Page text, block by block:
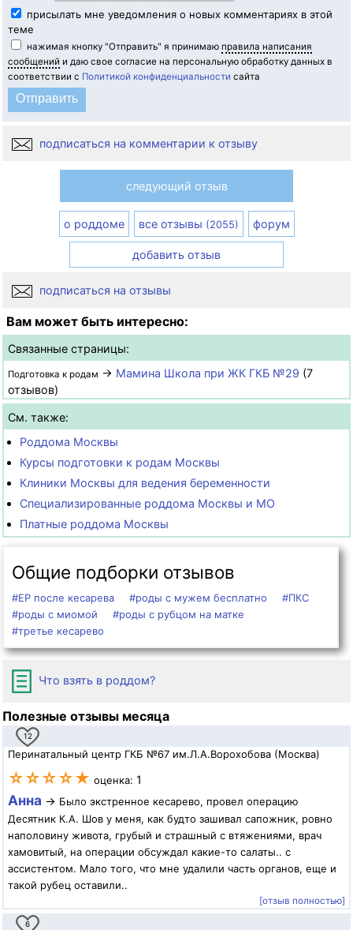
присылать мне уведомления о новых комментариях в этой
теме
нажимая кнопку "Отправить" я принимаю правила написания
сообщений и даю свое согласие на персональную обработку данных в
соответствии с Политикой конфиденциальности сайта
подписаться на комментарии к отзыву
следующий отзыв
о роддоме все отзывы (2055) форум
добавить отзыв
подписаться на отзывы
Вам может быть интересно:
Связанные страницы:
Подготовка к родам → Мамина Школа при ЖК ГКБ №29 (7
отзывов)
См. также:
Роддома Москвы
Курсы подготовки к родам Москвы
Клиники Москвы для ведения беременности
Специализированные роддома Москвы и МО
Платные роддома Москвы
Общие подборки отзывов
#ЕР после кесарева #роды с мужем бесплатно
#ПКС
#роды с миомой
#роды с рубцом на матке
#третье кесарево
Что взять в роддом?
Полезные отзывы месяца
12
Перинатальный центр ГКБ №67 им.Л.А.Ворохобова (Москва)
☆☆☆☆★ оценка: 1
Анна → Было экстренное кесарево, провел операцию
Десятник К.А. Шов у меня, как будто зашивал сапожник, ровно
наполовину живота, грубый и страшный с втяжениями, врач
хамовитый, на операции обсуждал какие-то салаты.. с
ассистентом. Мало того, что мне удалили часть органов, еще и
такой рубец оставили..
[отзыв полностью]
6